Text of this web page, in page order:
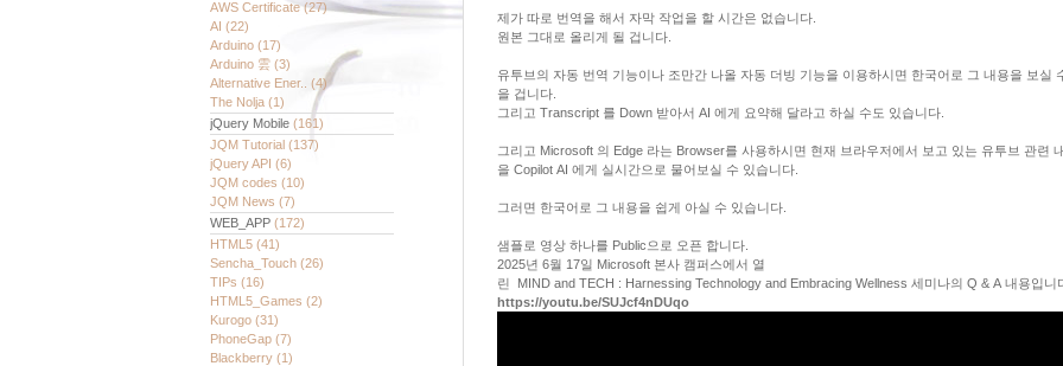
AWS Certificate(27)
AI (22)
Arduino (17)
Arduino 雲 (3)
Alternative Ener.. (4)
The Nolja (1)
jQuery Mobile (161)
JQM Tutorial (137)
jQuery API (6)
JQM codes (10)
JQM News (7)
WEB_APP (172)
HTML5 (41)
Sencha_Touch (26)
TIPs (16)
HTML5_Games (2)
Kurogo (31)
PhoneGap (7)
Blackberry (1)
제가 따로 번역을 해서 자막 작업을 할 시간은 없습니다.
원본 그대로 올리게 될 겁니다.
유투브의 자동 번역 기능이나 조만간 나올 자동 더빙 기능을 이용하시면 한국어로 그 내용을 보실
을 겁니다.
그리고 Transcript 를 Down 받아서 AI 에게 요약해 달라고 하실 수도 있습니다.
그리고 Microsoft 의 Edge 라는 Browser를 사용하시면 현재 브라우저에서 보고 있는 유투브 관련
을 Copilot AI 에게 실시간으로 물어보실 수 있습니다.
그러면 한국어로 그 내용을 쉽게 아실 수 있습니다.
샘플로 영상 하나를 Public으로 오픈 합니다.
2025년 6월 17일 Microsoft 본사 캠퍼스에서 열
린 MIND and TECH : Harnessing Technology and Embracing Wellness 세미나의 Q & A 내용입니
https://youtu.be/SUJcf4nDUqo